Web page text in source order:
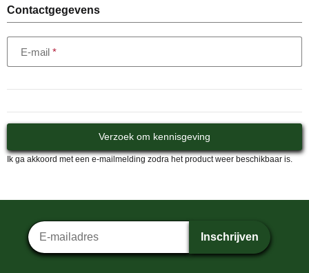
Contactgegevens
E-mail
Verzoek om kennisgeving
Ik ga akkoord met een e-mailmelding zodra het product weer beschikbaar is.
Nieuwsbriefinschrijving
Inschrijven